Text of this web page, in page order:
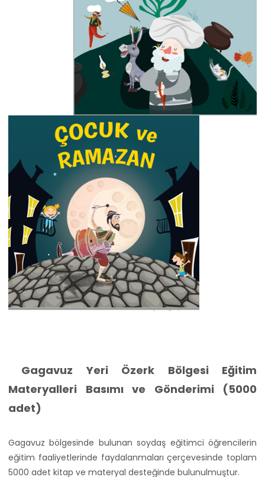
Gagavuz Yeri Özerk Bölgesi Eğitim
Materyalleri Basımı ve Gönderimi (5000
adet)
Gagavuz bölgesinde bulunan soydaş eğitimci öğrencilerin
eğitim faaliyetlerinde faydalanmaları çerçevesinde toplam
5000 adet kitap ve materyal desteğinde bulunulmuştur.